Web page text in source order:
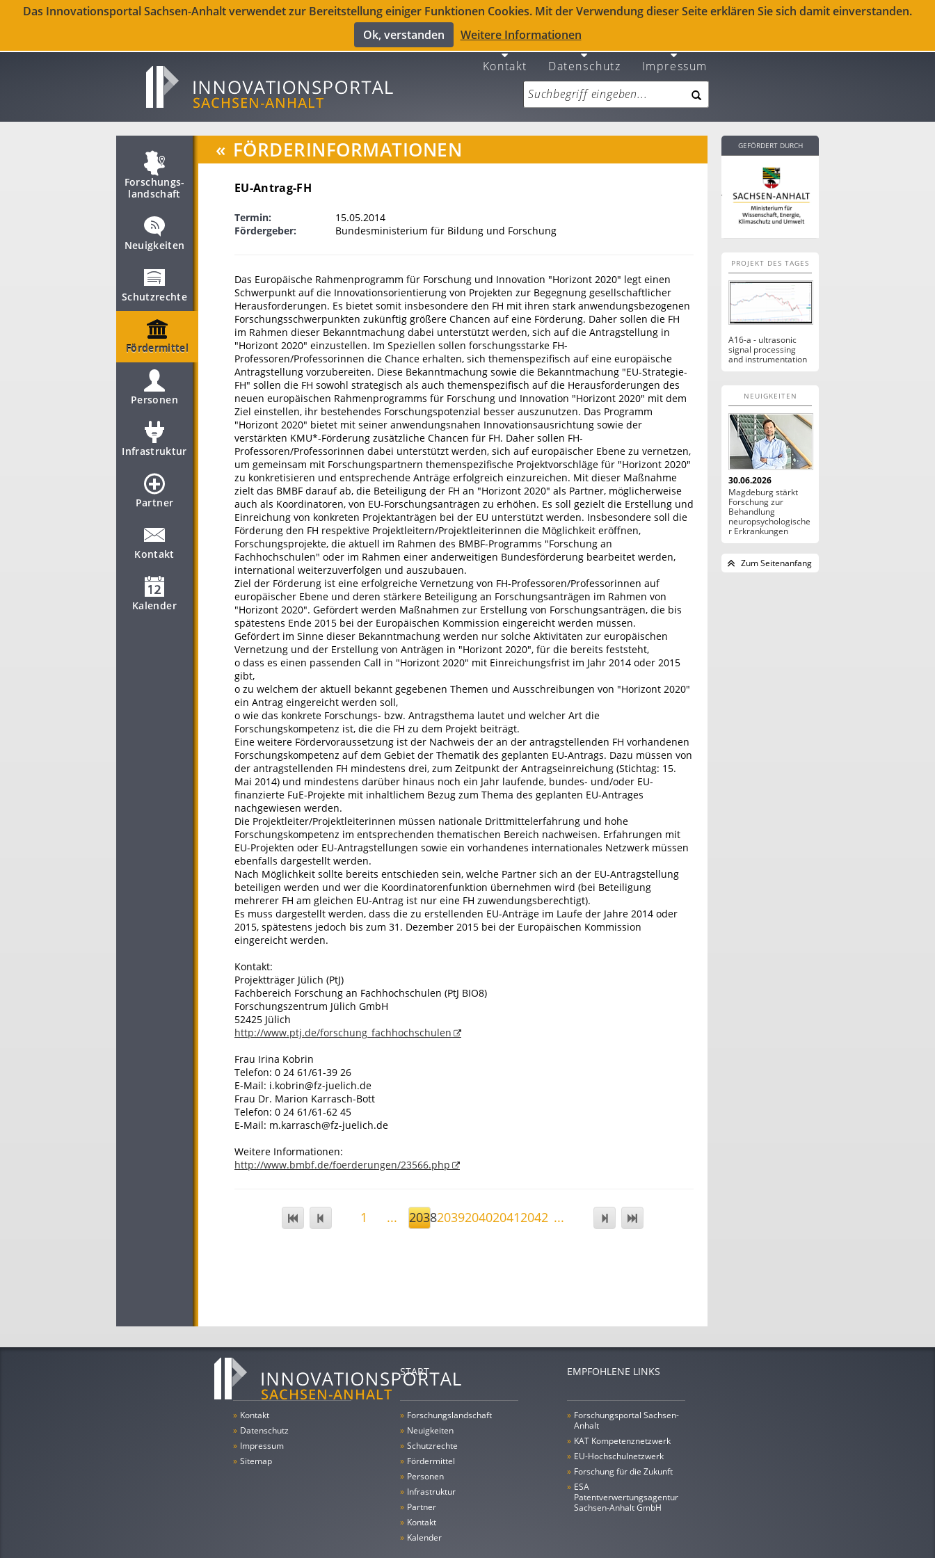
Das Innovationsportal Sachsen-Anhalt verwendet zur Bereitstellung einiger Funktionen Cookies. Mit der Verwendung dieser Seite erklären Sie sich damit einverstanden.
Ok, verstanden
Weitere Informationen
Kontakt Datenschutz Impressum
Forschungs­
landschaft
Neuigkeiten
Schutzrechte
Fördermittel
Personen
Infrastruktur
Partner
Kontakt
Kalender
« FÖRDERINFORMATIONEN
EU-Antrag-FH
Termin:
15.05.2014
Fördergeber:
Bundesministerium für Bildung und Forschung
Das Europäische Rahmenprogramm für Forschung und Innovation "Horizont 2020" legt einen
Schwerpunkt auf die Innovationsorientierung von Projekten zur Begegnung gesellschaftlicher
Herausforderungen. Es bietet somit insbesondere den FH mit ihren stark anwendungsbezogenen
Forschungsschwerpunkten zukünftig größere Chancen auf eine Förderung. Daher sollen die FH
im Rahmen dieser Bekanntmachung dabei unterstützt werden, sich auf die Antragstellung in
"Horizont 2020" einzustellen. Im Speziellen sollen forschungsstarke FH-
Professoren/Professorinnen die Chance erhalten, sich themenspezifisch auf eine europäische
Antragstellung vorzubereiten. Diese Bekanntmachung sowie die Bekanntmachung "EU-Strategie-
FH" sollen die FH sowohl strategisch als auch themenspezifisch auf die Herausforderungen des
neuen europäischen Rahmenprogramms für Forschung und Innovation "Horizont 2020" mit dem
Ziel einstellen, ihr bestehendes Forschungspotenzial besser auszunutzen. Das Programm
"Horizont 2020" bietet mit seiner anwendungsnahen Innovationsausrichtung sowie der
verstärkten KMU*-Förderung zusätzliche Chancen für FH. Daher sollen FH-
Professoren/Professorinnen dabei unterstützt werden, sich auf europäischer Ebene zu vernetzen,
um gemeinsam mit Forschungspartnern themenspezifische Projektvorschläge für "Horizont 2020"
zu konkretisieren und entsprechende Anträge erfolgreich einzureichen. Mit dieser Maßnahme
zielt das BMBF darauf ab, die Beteiligung der FH an "Horizont 2020" als Partner, möglicherweise
auch als Koordinatoren, von EU-Forschungsanträgen zu erhöhen. Es soll gezielt die Erstellung und
Einreichung von konkreten Projektanträgen bei der EU unterstützt werden. Insbesondere soll die
Förderung den FH respektive Projektleitern/Projektleiterinnen die Möglichkeit eröffnen,
Forschungsprojekte, die aktuell im Rahmen des BMBF-Programms "Forschung an
Fachhochschulen" oder im Rahmen einer anderweitigen Bundesförderung bearbeitet werden,
international weiterzuverfolgen und auszubauen.
Ziel der Förderung ist eine erfolgreiche Vernetzung von FH-Professoren/Professorinnen auf
europäischer Ebene und deren stärkere Beteiligung an Forschungsanträgen im Rahmen von
"Horizont 2020". Gefördert werden Maßnahmen zur Erstellung von Forschungsanträgen, die bis
spätestens Ende 2015 bei der Europäischen Kommission eingereicht werden müssen.
Gefördert im Sinne dieser Bekanntmachung werden nur solche Aktivitäten zur europäischen
Vernetzung und der Erstellung von Anträgen in "Horizont 2020", für die bereits feststeht,
o dass es einen passenden Call in "Horizont 2020" mit Einreichungsfrist im Jahr 2014 oder 2015
gibt,
o zu welchem der aktuell bekannt gegebenen Themen und Ausschreibungen von "Horizont 2020"
ein Antrag eingereicht werden soll,
o wie das konkrete Forschungs- bzw. Antragsthema lautet und welcher Art die
Forschungskompetenz ist, die die FH zu dem Projekt beiträgt.
Eine weitere Fördervoraussetzung ist der Nachweis der an der antragstellenden FH vorhandenen
Forschungskompetenz auf dem Gebiet der Thematik des geplanten EU-Antrags. Dazu müssen von
der antragstellenden FH mindestens drei, zum Zeitpunkt der Antragseinreichung (Stichtag: 15.
Mai 2014) und mindestens darüber hinaus noch ein Jahr laufende, bundes- und/oder EU-
finanzierte FuE-Projekte mit inhaltlichem Bezug zum Thema des geplanten EU-Antrages
nachgewiesen werden.
Die Projektleiter/Projektleiterinnen müssen nationale Drittmittelerfahrung und hohe
Forschungskompetenz im entsprechenden thematischen Bereich nachweisen. Erfahrungen mit
EU-Projekten oder EU-Antragstellungen sowie ein vorhandenes internationales Netzwerk müssen
ebenfalls dargestellt werden.
Nach Möglichkeit sollte bereits entschieden sein, welche Partner sich an der EU-Antragstellung
beteiligen werden und wer die Koordinatorenfunktion übernehmen wird (bei Beteiligung
mehrerer FH am gleichen EU-Antrag ist nur eine FH zuwendungsberechtigt).
Es muss dargestellt werden, dass die zu erstellenden EU-Anträge im Laufe der Jahre 2014 oder
2015, spätestens jedoch bis zum 31. Dezember 2015 bei der Europäischen Kommission
eingereicht werden.
Kontakt:
Projektträger Jülich (PtJ)
Fachbereich Forschung an Fachhochschulen (PtJ BIO8)
Forschungszentrum Jülich GmbH
52425 Jülich
http://www.ptj.de/forschung_fachhochschulen
Frau Irina Kobrin
Telefon: 0 24 61/61-39 26
E-Mail: i.kobrin@fz-juelich.de
Frau Dr. Marion Karrasch-Bott
Telefon: 0 24 61/61-62 45
E-Mail: m.karrasch@fz-juelich.de
Weitere Informationen:
http://www.bmbf.de/foerderungen/23566.php
1 ... 20382039204020412042 ...
GEFÖRDERT DURCH
PROJEKT DES TAGES
A16-a - ultrasonic
signal processing
and instrumentation
NEUIGKEITEN
30.06.2026
Magdeburg stärkt
Forschung zur
Behandlung
neuropsychologische
r Erkrankungen
Zum Seitenanfang
» Kontakt
» Datenschutz
» Impressum
» Sitemap
START
» Forschungs­landschaft
» Neuigkeiten
» Schutzrechte
» Fördermittel
» Personen
» Infrastruktur
» Partner
» Kontakt
» Kalender
EMPFOHLENE LINKS
» Forschungsportal Sachsen-
Anhalt
» KAT Kompetenznetzwerk
» EU-Hochschulnetzwerk
» Forschung für die Zukunft
» ESA
Patentverwertungsagentur
Sachsen-Anhalt GmbH